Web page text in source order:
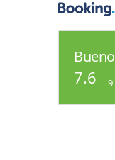
Bueno
7.6 9